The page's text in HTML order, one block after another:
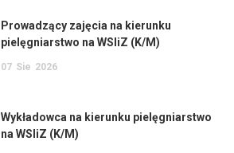
Prowadzący zajęcia na kierunku
pielęgniarstwo na WSIiZ (K/M)
07 Sie 2026
Wykładowca na kierunku pielęgniarstwo
na WSIiZ (K/M)